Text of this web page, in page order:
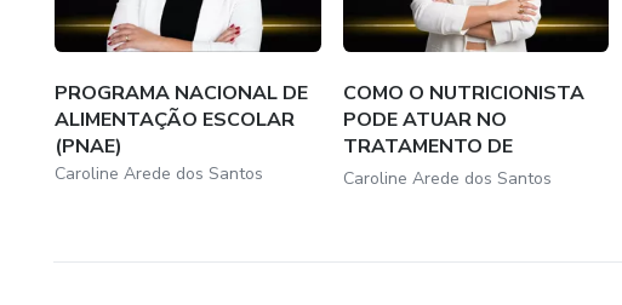
PROGRAMA NACIONAL DE
ALIMENTAÇÃO ESCOLAR
(PNAE)
Caroline Arede dos Santos
COMO O NUTRICIONISTA
PODE ATUAR NO
TRATAMENTO DE
PACIENTE CO...
Caroline Arede dos Santos